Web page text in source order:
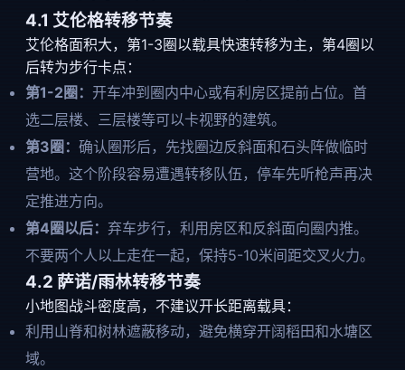
4.1 艾伦格转移节奏
艾伦格面积大，第1-3圈以载具快速转移为主，第4圈以
后转为步行卡点：
第1-2圈： 开车冲到圈内中心或有利房区提前占位。首
选二层楼、三层楼等可以卡视野的建筑。
第3圈： 确认圈形后，先找圈边反斜面和石头阵做临时
营地。这个阶段容易遭遇转移队伍，停车先听枪声再决
定推进方向。
第4圈以后： 弃车步行，利用房区和反斜面向圈内推。
不要两个人以上走在一起，保持5-10米间距交叉火力。
4.2 萨诺/雨林转移节奏
小地图战斗密度高，不建议开长距离载具：
利用山脊和树林遮蔽移动，避免横穿开阔稻田和水塘区
域。